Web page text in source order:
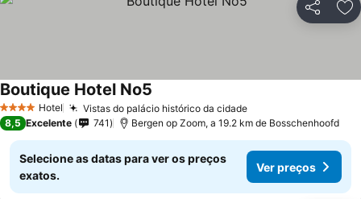
Partilhar
4 EstrelasHotel Vistas do palácio histórico da cidadeVer preços
Boutique Hotel No5
8,5 Excelente 741 Bergen op Zoom, a 19.2 km de Bosschenhoofd
Selecione as datas para ver os preços
exatos.
Ver preços